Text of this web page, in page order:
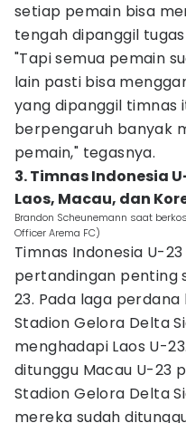
setiap pemain bisa
tengah dipanggil
"Tapi semua pemain
lain pasti bisa
yang dipanggil timnas
berpengaruh banyak
pemain," tegasnya.
3. Timnas Indonesia
Laos, Macau, dan
Brandon Scheunemann saat
Officer Arema FC)
Timnas Indonesia U-
pertandingan penting
23. Pada laga
Stadion Gelora Delta
menghadapi Laos U-
ditunggu Macau U-23
Stadion Gelora Delta
mereka sudah